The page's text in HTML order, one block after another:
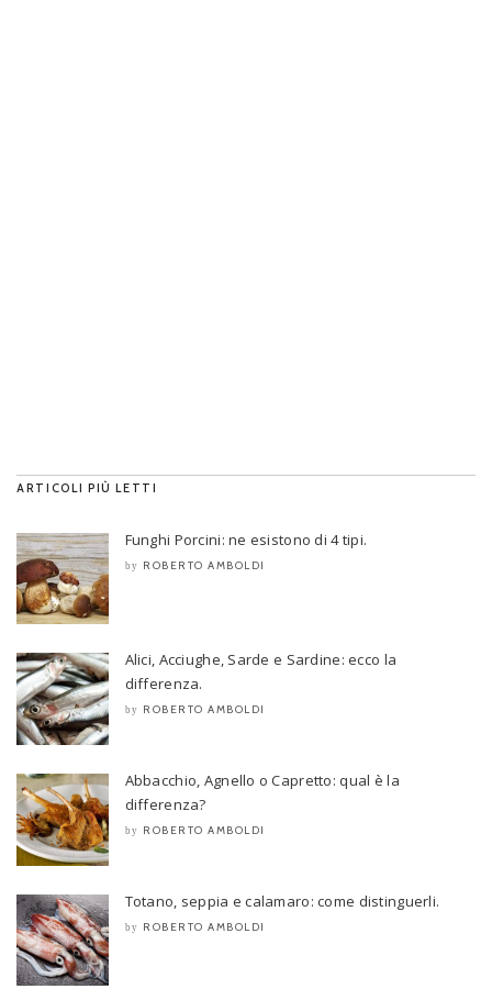
ARTICOLI PIÙ LETTI
Funghi Porcini: ne esistono di 4 tipi.
by ROBERTO AMBOLDI
Alici, Acciughe, Sarde e Sardine: ecco la
differenza.
by ROBERTO AMBOLDI
Abbacchio, Agnello o Capretto: qual è la
differenza?
by ROBERTO AMBOLDI
Totano, seppia e calamaro: come distinguerli.
by ROBERTO AMBOLDI